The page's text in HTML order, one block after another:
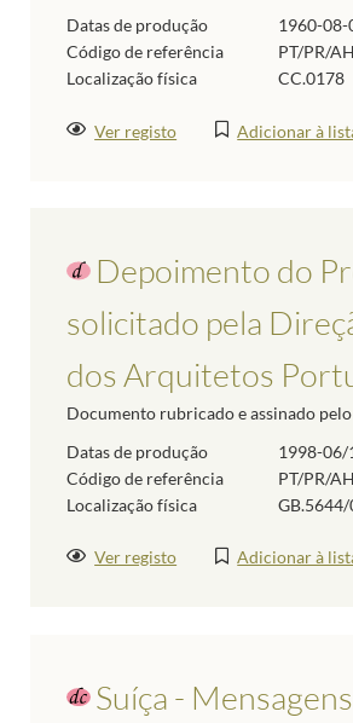
Datas de produção
1960-
Código de referência
PT/PR/
Localização física
CC.0178
Ver registo Adicionar à
Depoimento do
solicitado pela
dos Arquitetos
Documento rubricado e assinado
Datas de produção
1998-06/
Código de referência
PT/PR/
Localização física
Ver registo Adicionar à
Suíça -